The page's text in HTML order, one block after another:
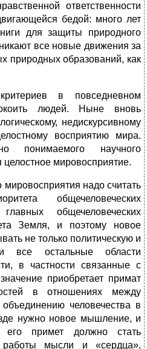
ответственности
бедой: много лет
для защиты природного
все новые движения за
природных образований, как
в повседневном
людей. Ныне вновь
недискурсивному
восприятию мира.
понимаемого научного
мировосприятие.
надо считать
общечеловеческих
общечеловеческих
Земля, и поэтому новое
не только политическую и
остальные области
в частности связанные с
приобретает примат
в отношениях между
человечества в
нужно новое мышление, и
его примет должно стать
работы мысли и «сердца»,